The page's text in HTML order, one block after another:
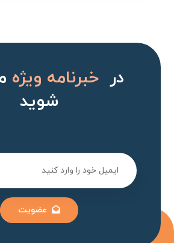
درخبرنامه ویژه
شوید
عضویت